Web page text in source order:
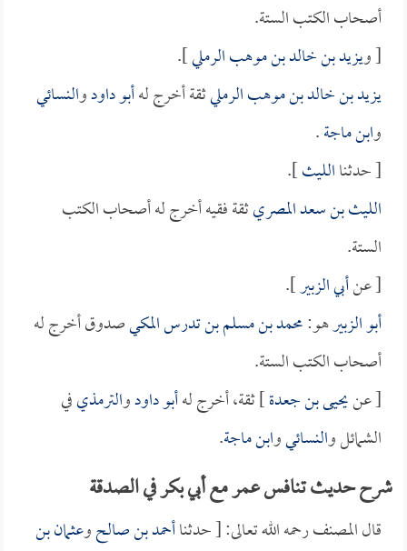
أصحاب الكتب الستة.
[ ويزيد بن خالد بن موهب الرملي].
يزيد بن خالد بن موهب الرمليثقة أخرج لهأبو داودوالنسائي
وابن ماجة.
[ حدثناالليث].
الليث بن سعد المصريثقة فقيه أخرج له أصحاب الكتب
الستة.
[ عنأبي الزبير].
أبو الزبيرهو:محمد بن مسلم بن تدرس المكيصدوق أخرج له
أصحاب الكتب الستة.
[ عنيحيى بن جعدة] ثقة، أخرج لهأبو داودوالترمذيفي
الشمائل والنسائيوابن ماجة.
شرح حديث تنافس عمر مع أبي بكر في الصدقة
قال المصنف رحمه الله تعالى: [ حدثناأحمد بن صالحوعثمان بن